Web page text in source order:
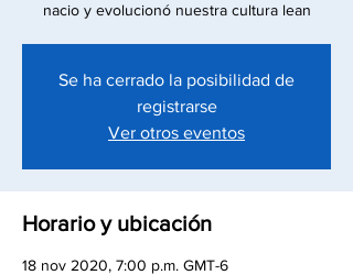
nacio y evolucionó nuestra cultura lean
Se ha cerrado la posibilidad de
registrarse
Ver otros eventos
Horario y ubicación
18 nov 2020, 7:00 p.m. GMT-6